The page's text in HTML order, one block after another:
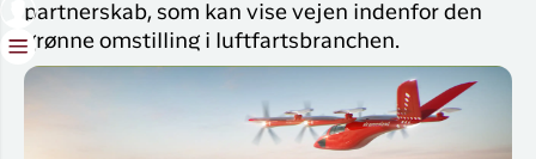
Min booking
Flytider
Erhvervsrejsende
Grønland
ILIK
destinationer
Tilbud
Flyrejser til
København
Flyrejser til
Ilulissat
Log på
partnerskab, som kan vise vejen indenfor den
grønne omstilling i luftfartsbranchen.